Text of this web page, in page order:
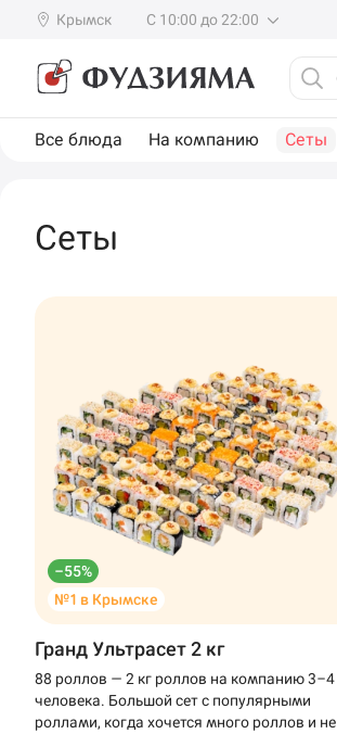
Крымск С 10:00 до 22:00
Все блюда На компанию Сеты
Сеты
–55%
№1 в Крымске
Гранд Ультрасет 2 кг
88 роллов — 2 кг роллов на компанию 3–4
человека. Большой сет с популярными
роллами, когда хочется много роллов и не